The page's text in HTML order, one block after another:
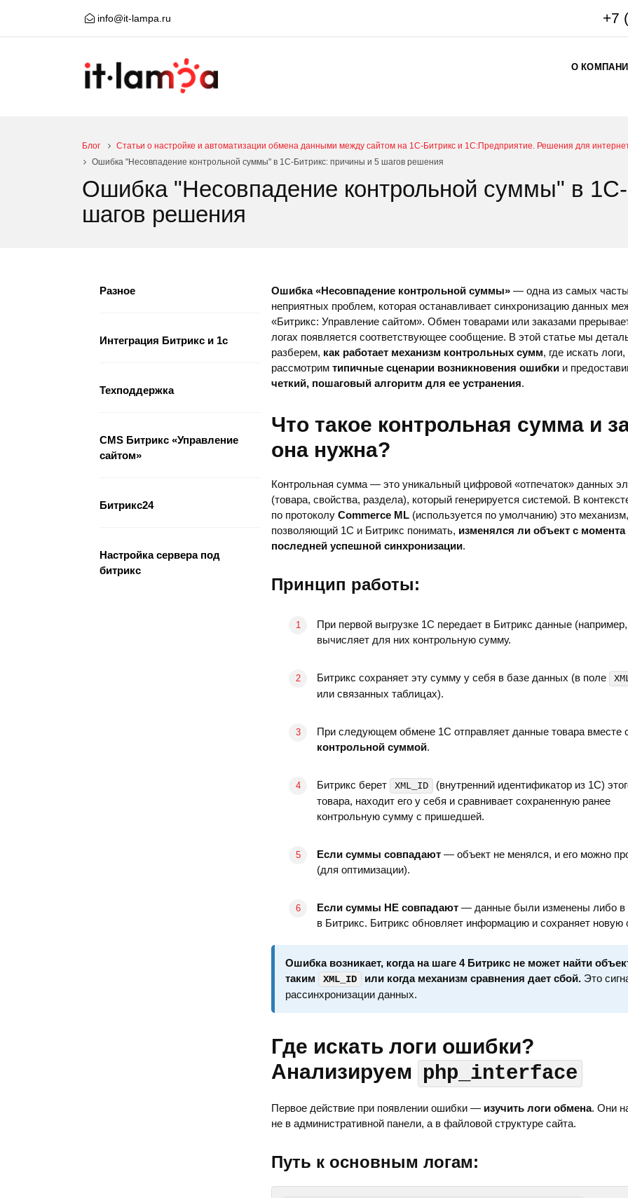
info@it-lampa.ru +7
О
Блог
Статьи о настройке и автоматизации обмена данными между сайтом на 1С-Битрикс и 1С:Предприятие. Решения для
Ошибка "Несовпадение контрольной суммы" в 1С-Битрикс: причины и 5 шагов решения
Ошибка "Несовпадение контрольной суммы" в
шагов решения
Разное
Интеграция Битрикс и 1с
Техподдержка
CMS Битрикс «Управление
сайтом»
Битрикс24
Настройка сервера под
битрикс
Ошибка «Несовпадение контрольной суммы» — одна из самых
неприятных проблем, которая останавливает синхронизацию данных
«Битрикс: Управление сайтом». Обмен товарами или заказами
логах появляется соответствующее сообщение. В этой статье мы
разберем, как работает механизм контрольных сумм, где искать логи,
рассмотрим типичные сценарии возникновения ошибки и
четкий, пошаговый алгоритм для ее устранения.
Что такое контрольная сумма и
она нужна?
Контрольная сумма — это уникальный цифровой «отпечаток» данных
(товара, свойства, раздела), который генерируется системой. В
по протоколу Commerce ML (используется по умолчанию) это механизм,
позволяющий 1С и Битрикс понимать, изменялся ли объект с момента
последней успешной синхронизации.
Принцип работы:
При первой выгрузке 1С передает в Битрикс данные
вычисляет для них контрольную сумму.
Битрикс сохраняет эту сумму у себя в базе данных (в поле
или связанных таблицах).
При следующем обмене 1С отправляет данные товара вместе
контрольной суммой.
Битрикс берет XML_ID
(внутренний идентификатор из 1С)
товара, находит его у себя и сравнивает сохраненную ранее
контрольную сумму с пришедшей.
Если суммы совпадают — объект не менялся, и его можно
(для оптимизации).
Если суммы НЕ совпадают — данные были изменены либо в
в Битрикс. Битрикс обновляет информацию и сохраняет новую
Ошибка возникает, когда на шаге 4 Битрикс не может найти
таким
XML_ID или когда механизм сравнения дает сбой. Это
рассинхронизации данных.
Где искать логи ошибки?
Анализируем php_interface
Первое действие при появлении ошибки — изучить логи обмена. Они
не в административной панели, а в файловой структуре сайта.
Путь к основным логам: